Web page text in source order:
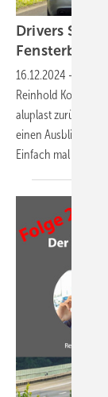
Drivers Seat
Fensterbau
16.12.2024 -
Reinhold Kober,
aluplast zurück auf
einen Ausblick auf
Einfach mal